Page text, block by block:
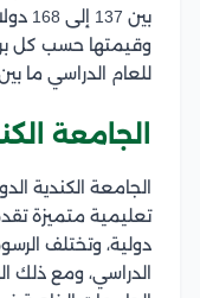
بين
وقيمتها حسب كل
للعام الدراسي ما بين 4,667 إلى 6000
الجامعة
تعليمية متميزة
دولية، وتختلف
الدراسي، ومع ذلك